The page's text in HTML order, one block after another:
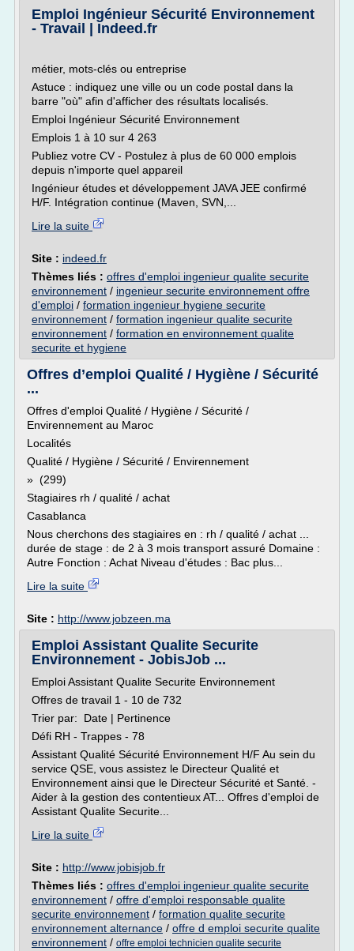
Emploi Ingénieur Sécurité Environnement
- Travail | Indeed.fr
métier, mots-clés ou entreprise
Astuce : indiquez une ville ou un code postal dans la
barre "où" afin d'afficher des résultats localisés.
Emploi Ingénieur Sécurité Environnement
Emplois 1 à 10 sur 4 263
Publiez votre CV - Postulez à plus de 60 000 emplois
depuis n'importe quel appareil
Ingénieur études et développement JAVA JEE confirmé
H/F. Intégration continue (Maven, SVN,...
Lire la suite
Site : indeed.fr
Thèmes liés : offres d'emploi ingenieur qualite securite
environnement / ingenieur securite environnement offre
d'emploi / formation ingenieur hygiene securite
environnement / formation ingenieur qualite securite
environnement / formation en environnement qualite
securite et hygiene
Offres d’emploi Qualité / Hygiène / Sécurité
...
Offres d'emploi Qualité / Hygiène / Sécurité /
Envirennement au Maroc
Localités
Qualité / Hygiène / Sécurité / Envirennement
» (299)
Stagiaires rh / qualité / achat
Casablanca
Nous cherchons des stagiaires en : rh / qualité / achat ...
durée de stage : de 2 à 3 mois transport assuré Domaine :
Autre Fonction : Achat Niveau d'études : Bac plus...
Lire la suite
Site : http://www.jobzeen.ma
Emploi Assistant Qualite Securite
Environnement - JobisJob ...
Emploi Assistant Qualite Securite Environnement
Offres de travail 1 - 10 de 732
Trier par: Date | Pertinence
Défi RH - Trappes - 78
Assistant Qualité Sécurité Environnement H/F Au sein du
service QSE, vous assistez le Directeur Qualité et
Environnement ainsi que le Directeur Sécurité et Santé. -
Aider à la gestion des contentieux AT... Offres d'emploi de
Assistant Qualite Securite...
Lire la suite
Site : http://www.jobisjob.fr
Thèmes liés : offres d'emploi ingenieur qualite securite
environnement / offre d'emploi responsable qualite
securite environnement / formation qualite securite
environnement alternance / offre d emploi securite qualite
environnement / offre emploi technicien qualite securite